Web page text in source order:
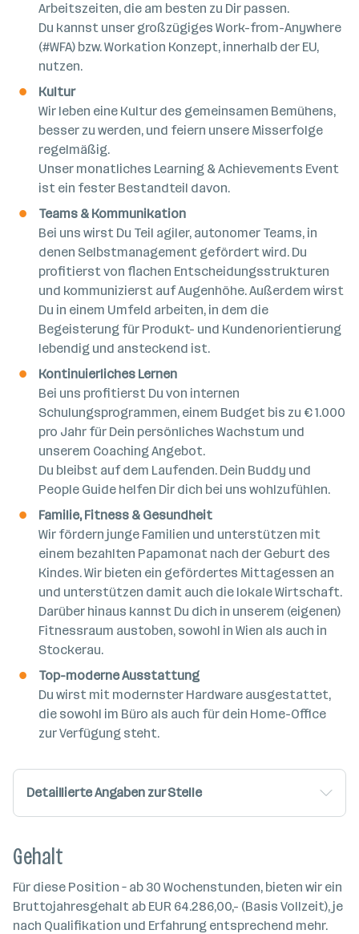
Arbeitszeiten, die am besten zu Dir passen.
Du kannst unser großzügiges Work-from-Anywhere
(#WFA) bzw. Workation Konzept, innerhalb der EU,
nutzen.
Kultur
Wir leben eine Kultur des gemeinsamen Bemühens,
besser zu werden, und feiern unsere Misserfolge
regelmäßig.
Unser monatliches Learning & Achievements Event
ist ein fester Bestandteil davon.
Teams & Kommunikation
Bei uns wirst Du Teil agiler, autonomer Teams, in
denen Selbstmanagement gefördert wird. Du
profitierst von flachen Entscheidungsstrukturen
und kommunizierst auf Augenhöhe. Außerdem wirst
Du in einem Umfeld arbeiten, in dem die
Begeisterung für Produkt- und Kundenorientierung
lebendig und ansteckend ist.
Kontinuierliches Lernen
Bei uns profitierst Du von internen
Schulungsprogrammen, einem Budget bis zu € 1.000
pro Jahr für Dein persönliches Wachstum und
unserem Coaching Angebot.
Du bleibst auf dem Laufenden. Dein Buddy und
People Guide helfen Dir dich bei uns wohlzufühlen.
Familie, Fitness & Gesundheit
Wir fördern junge Familien und unterstützen mit
einem bezahlten Papamonat nach der Geburt des
Kindes. Wir bieten ein gefördertes Mittagessen an
und unterstützen damit auch die lokale Wirtschaft.
Darüber hinaus kannst Du dich in unserem (eigenen)
Fitnessraum austoben, sowohl in Wien als auch in
Stockerau.
Top-moderne Ausstattung
Du wirst mit modernster Hardware ausgestattet,
die sowohl im Büro als auch für dein Home-Office
zur Verfügung steht.
Detaillierte Angaben zur Stelle
Gehalt
Für diese Position – ab 30 Wochenstunden, bieten wir ein
Bruttojahresgehalt ab EUR 64.286,00,- (Basis Vollzeit), je
nach Qualifikation und Erfahrung entsprechend mehr.